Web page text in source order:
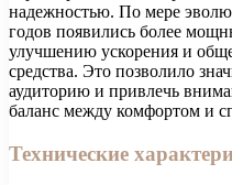
надежностью. По мере
годов появились более
улучшению ускорения и
средства. Это позволило
аудиторию и привлечь
баланс между комфортом и
Технические